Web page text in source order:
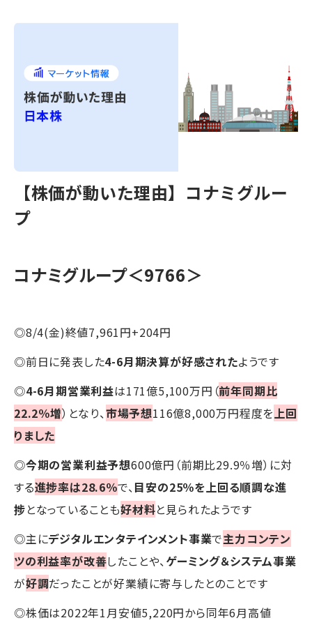
【株価が動いた理由】コナミグルー
プ
コナミグループ＜9766＞
◎8/4(金)終値7,961円+204円
◎前日に発表した4-6月期決算が好感されたようです
◎4-6月期営業利益は171億5,100万円（前年同期比
22.2％増）となり、市場予想116億8,000万円程度を 上回
りました
◎今期の営業利益予想600億円（前期比29.9％増）に対
する進捗率は28.6％で、 目安の25％を上回る順調な進
捗となっていることも好材料と見られたようです
◎主にデジタルエンタテインメント事業で主力コンテン
ツの利益率が改善したことや、 ゲーミング＆システム事業
が好調だったことが好業績に寄与したとのことです
◎株価は2022年1月安値5,220円から同年6月高値